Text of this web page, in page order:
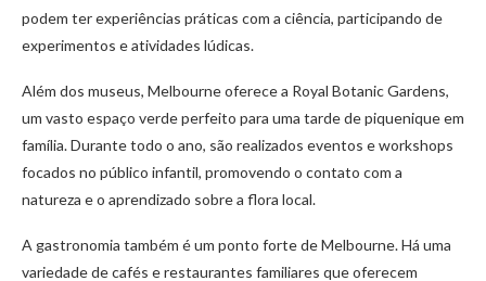
podem ter experiências práticas com a ciência, participando de
experimentos e atividades lúdicas.
Além dos museus, Melbourne oferece a Royal Botanic Gardens,
um vasto espaço verde perfeito para uma tarde de piquenique em
família. Durante todo o ano, são realizados eventos e workshops
focados no público infantil, promovendo o contato com a
natureza e o aprendizado sobre a flora local.
A gastronomia também é um ponto forte de Melbourne. Há uma
variedade de cafés e restaurantes familiares que oferecem